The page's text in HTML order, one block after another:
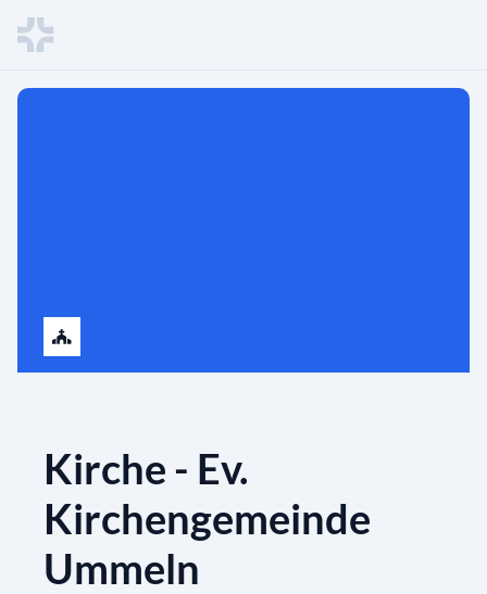
Kirche - Ev.
Kirchengemeinde
Ummeln